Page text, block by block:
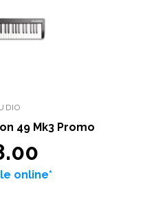
49 Mk3 Promo
online*